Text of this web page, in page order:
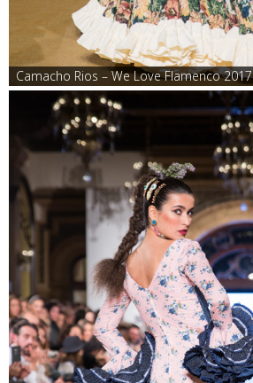
Camacho Rios – We Love Flamenco 2017